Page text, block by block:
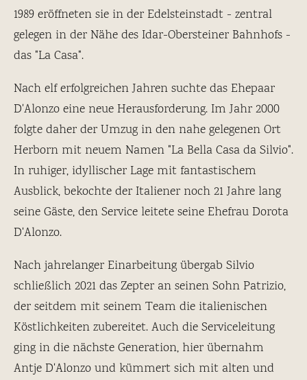
1989 eröffneten sie in der Edelsteinstadt - zentral
gelegen in der Nähe des Idar-Obersteiner Bahnhofs -
das "La Casa".
Nach elf erfolgreichen Jahren suchte das Ehepaar
D'Alonzo eine neue Herausforderung. Im Jahr 2000
folgte daher der Umzug in den nahe gelegenen Ort
Herborn mit neuem Namen "La Bella Casa da Silvio".
In ruhiger, idyllischer Lage mit fantastischem
Ausblick, bekochte der Italiener noch 21 Jahre lang
seine Gäste, den Service leitete seine Ehefrau Dorota
D'Alonzo.
Nach jahrelanger Einarbeitung übergab Silvio
schließlich 2021 das Zepter an seinen Sohn Patrizio,
der seitdem mit seinem Team die italienischen
Köstlichkeiten zubereitet. Auch die Serviceleitung
ging in die nächste Generation, hier übernahm
Antje D'Alonzo und kümmert sich mit alten und